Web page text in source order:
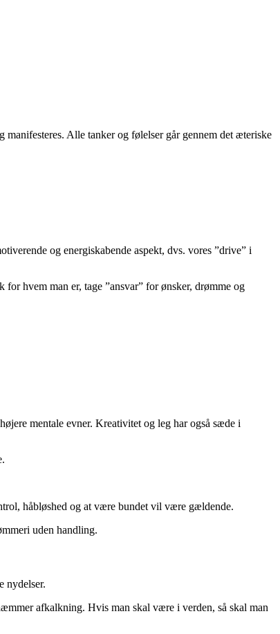
Alle tanker og følelser går gennem det æteriske
og energiskabende aspekt, dvs. vores ”drive” i
hvem man er, tage ”ansvar” for ønsker, drømme og
mentale evner. Kreativitet og leg har også sæde i
håbløshed og at være bundet vil være gældende.
uden handling.
nydelser.
afkalkning. Hvis man skal være i verden, så skal man